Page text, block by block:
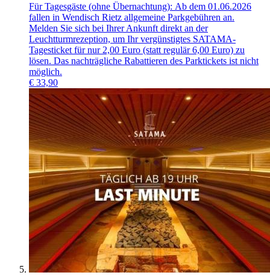
Für Tagesgäste (ohne Übernachtung): Ab dem 01.06.2026
fallen in Wendisch Rietz allgemeine Parkgebühren an.
Melden Sie sich bei Ihrer Ankunft direkt an der
Leuchtturmrezeption, um Ihr vergünstigtes SATAMA-
Tagesticket für nur 2,00 Euro (statt regulär 6,00 Euro) zu
lösen. Das nachträgliche Rabattieren des Parktickets ist nicht
möglich.
€ 33,90